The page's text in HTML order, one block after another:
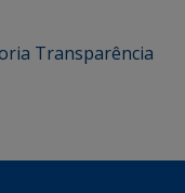
Transparência